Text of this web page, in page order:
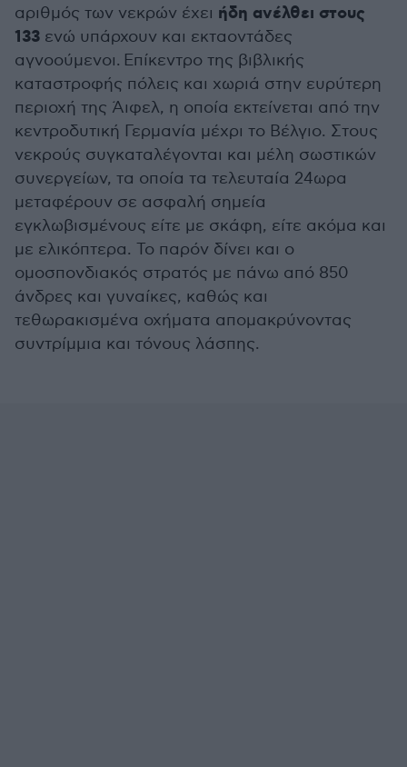
αριθμός των νεκρών έχει ήδη ανέλθει στους
133 ενώ υπάρχουν και εκταοντάδες
αγνοούμενοι. Επίκεντρο της βιβλικής
καταστροφής πόλεις και χωριά στην ευρύτερη
περιοχή της Άιφελ, η οποία εκτείνεται από την
κεντροδυτική Γερμανία μέχρι το Βέλγιο. Στους
νεκρούς συγκαταλέγονται και μέλη σωστικών
συνεργείων, τα οποία τα τελευταία 24ωρα
μεταφέρουν σε ασφαλή σημεία
εγκλωβισμένους είτε με σκάφη, είτε ακόμα και
με ελικόπτερα. Το παρόν δίνει και ο
ομοσπονδιακός στρατός με πάνω από 850
άνδρες και γυναίκες, καθώς και
τεθωρακισμένα οχήματα απομακρύνοντας
συντρίμμια και τόνους λάσπης.